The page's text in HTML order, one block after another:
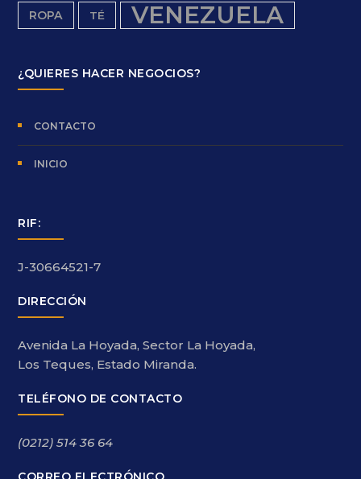
ROPA TÉ VENEZUELA
¿QUIERES HACER NEGOCIOS?
CONTACTO
INICIO
RIF:
J-30664521-7
DIRECCIÓN
Avenida La Hoyada, Sector La Hoyada,
Los Teques, Estado Miranda.
TELÉFONO DE CONTACTO
(0212) 514 36 64